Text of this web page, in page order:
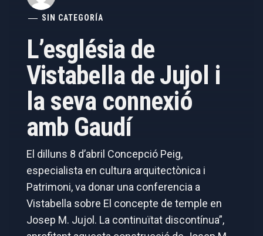
SIN CATEGORÍA
L’església de
Vistabella de Jujol i
la seva connexió
amb Gaudí
El dilluns 8 d’abril Concepció Peig,
especialista en cultura arquitectònica i
Patrimoni, va donar una conferencia a
Vistabella sobre El concepte de temple en
Josep M. Jujol. La continuïtat discontínua”,